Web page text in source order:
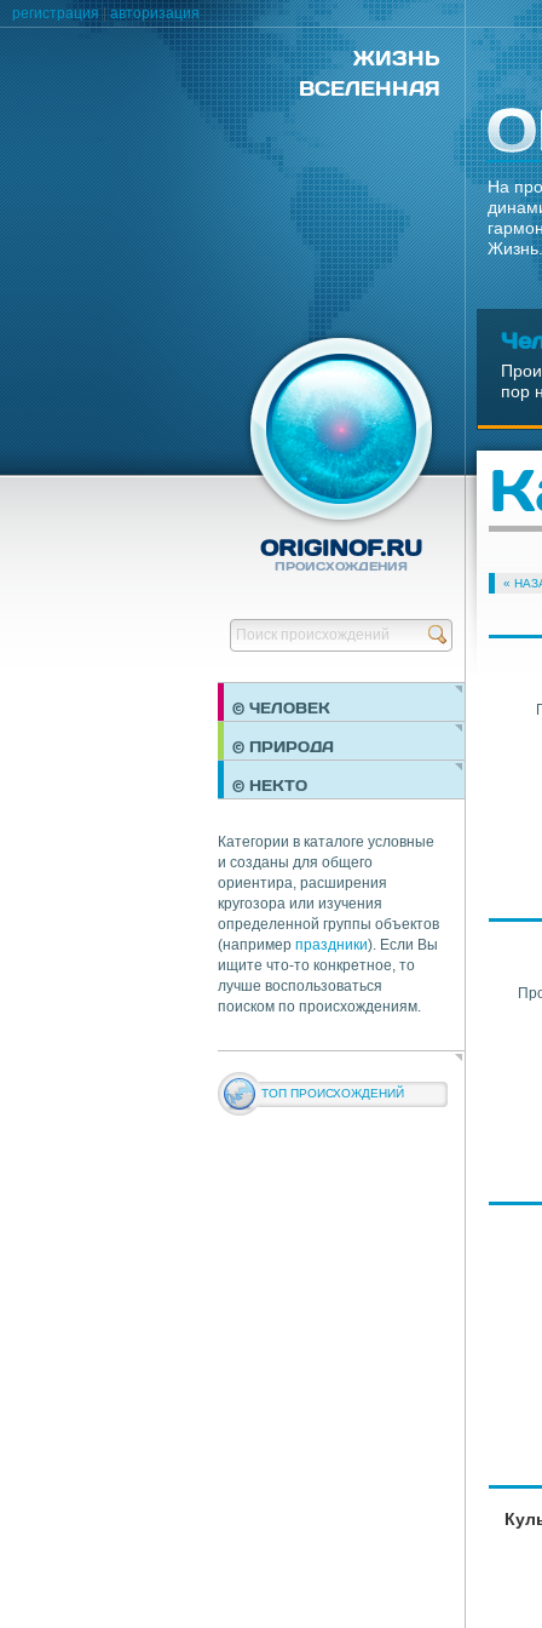
ЖИЗНЬ
ВСЕЛЕННАЯ
На
пор
ORIGINOF.RU
ПРОИСХОЖДЕНИЯ
© ЧЕЛОВЕК
ПРАЗДНИКИ
ОБЩЕСТВО
© ПРИРОДА
© НЕКТО
Категории в каталоге условные
и созданы для общего
ориентира, расширения
кругозора или изучения
определенной группы объектов
(например праздники). Если Вы
ищите что-то конкретное, то
лучше воспользоваться
поиском по происхождениям.
ТОП ПРОИСХОЖДЕНИЙ
«
регистрация|авторизация